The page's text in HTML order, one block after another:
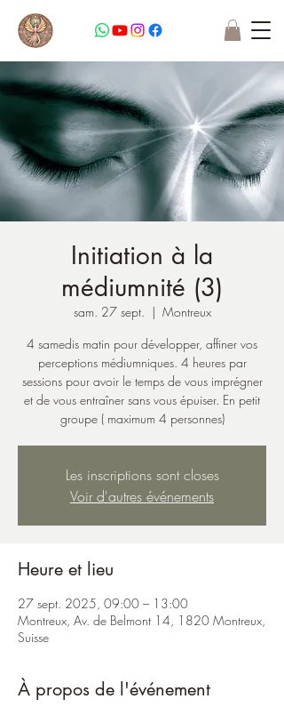
Initiation à la
médiumnité (3)
sam. 27 sept.
  |
Montreux
4 samedis matin pour développer, affiner vos
perceptions médiumniques. 4 heures par
sessions pour avoir le temps de vous imprégner
et de vous entraîner sans vous épuiser. En petit
groupe ( maximum 4 personnes)
Les inscriptions sont closes
Voir d'autres événements
Heure et lieu
27 sept. 2025, 09:00 – 13:00
Montreux, Av. de Belmont 14, 1820 Montreux,
Suisse
À propos de l'événement